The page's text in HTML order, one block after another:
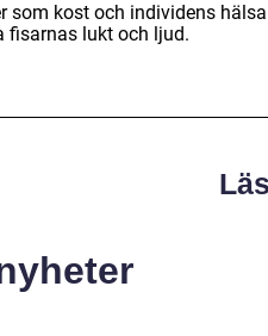
som kost och individens
fisarnas lukt och ljud.